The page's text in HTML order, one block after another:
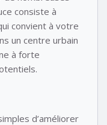
consiste à
convient à votre
un centre urbain
à forte
d’améliorer